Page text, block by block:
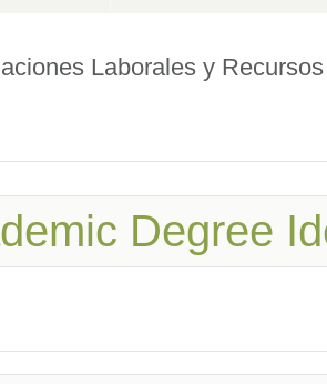
Laborales y
Degree